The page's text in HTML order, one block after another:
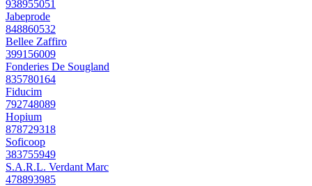
938955051
Jabeprode
848860532
Bellee Zaffiro
399156009
Fonderies De Sougland
835780164
Fiducim
792748089
Hopium
878729318
Soficoop
383755949
S.A.R.L. Verdant Marc
478893985